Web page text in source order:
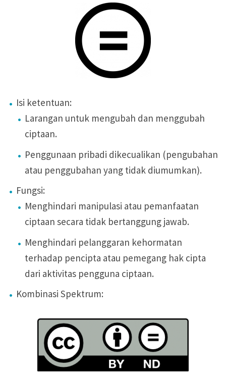
Isi ketentuan:
Larangan untuk mengubah dan menggubah
ciptaan.
Penggunaan pribadi dikecualikan (pengubahan
atau penggubahan yang tidak diumumkan).
Fungsi:
Menghindari manipulasi atau pemanfaatan
ciptaan secara tidak bertanggung jawab.
Menghindari pelanggaran kehormatan
terhadap pencipta atau pemegang hak cipta
dari aktivitas pengguna ciptaan.
Kombinasi Spektrum: